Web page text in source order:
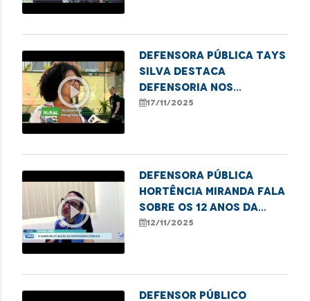
play_circle_outline
Defensora pública Tays
Silva destaca
Defensoria nos
Babaçuais durante a
17/11/2025
play_circle_outline
Defensora Pública
Hortência Miranda fala
sobre os 12 anos da
DPE/MA em Santa Inês
12/11/2025
Defensor Público